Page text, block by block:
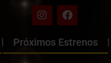
Próximos Estrenos